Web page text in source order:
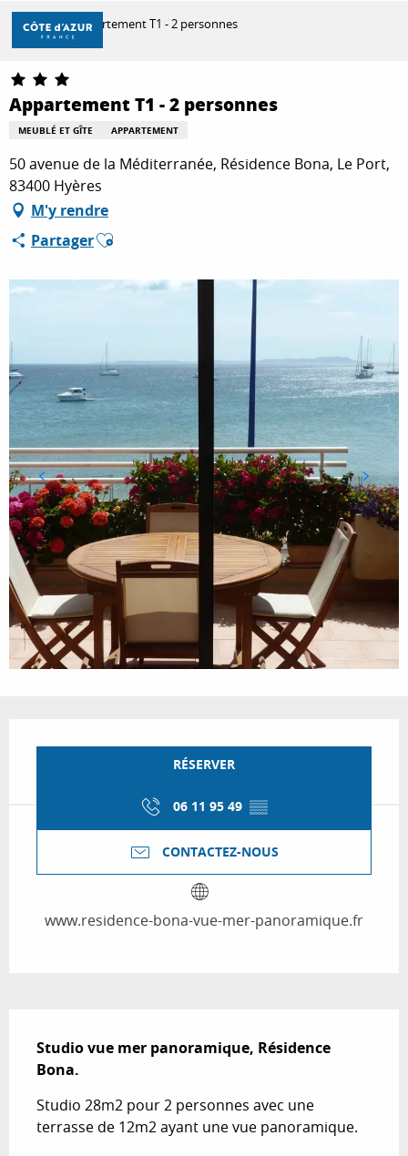
Aller
contenu
principal
DÉCOUVRIR
À FAIRE
SÉJOURNER
Accueil Appartement T1 - 2 personnes
Appartement T1 - 2 personnes
MEUBLÉ ET GÎTE APPARTEMENT
50 avenue de la Méditerranée, Résidence Bona, Le Port,
83400 Hyères
M'y rendre
PartagerAjouter aux favoris
RÉSERVER
06 11 95 49 ▒▒
CONTACTEZ-NOUS
www.residence-bona-vue-mer-panoramique.fr
Studio vue mer panoramique, Résidence
Bona.
Studio 28m2 pour 2 personnes avec une
terrasse de 12m2 ayant une vue panoramique.